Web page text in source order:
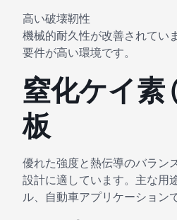
高い破壊靭性
機械的耐久性が改善されてい
要件が高い環境です。
窒化ケイ素
板
優れた強度と熱伝導のバラン
設計に適しています。主な用
ル、自動車アプリケーション